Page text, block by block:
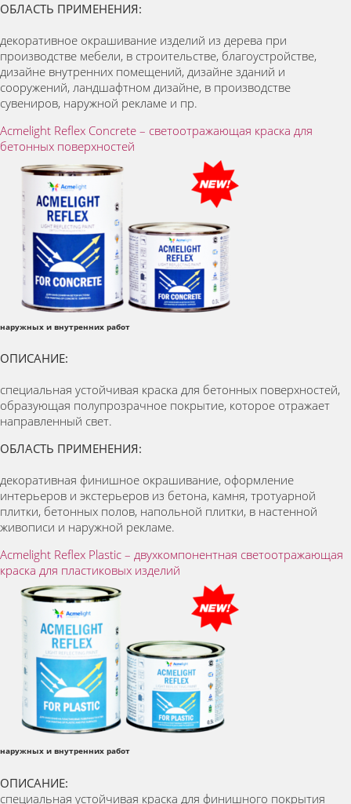
ОБЛАСТЬ ПРИМЕНЕНИЯ:
декоративное окрашивание изделий из дерева при
производстве мебели, в строительстве, благоустройстве,
дизайне внутренних помещений, дизайне зданий и
сооружений, ландшафтном дизайне, в производстве
сувениров, наружной рекламе и пр.
Acmelight Reflex Concrete – светоотражающая краска для
бетонных поверхностей
наружных и внутренних работ
ОПИСАНИЕ:
специальная устойчивая краска для бетонных поверхностей,
образующая полупрозрачное покрытие, которое отражает
направленный свет.
ОБЛАСТЬ ПРИМЕНЕНИЯ:
декоративная финишное окрашивание, оформление
интерьеров и экстерьеров из бетона, камня, тротуарной
плитки, бетонных полов, напольной плитки, в настенной
живописи и наружной рекламе.
Acmelight Reflex Plastic – двухкомпонентная светоотражающая
краска для пластиковых изделий
наружных и внутренних работ
ОПИСАНИЕ:
специальная устойчивая краска для финишного покрытия